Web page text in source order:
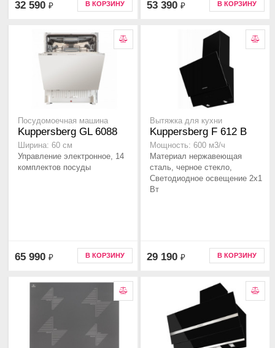
32 590 ₽ В КОРЗИНУ 53 390 ₽ В КОРЗИНУ
Посудомоечная машина
Kuppersberg GL 6088
Ширина: 60 см
Управление электронное, 14
комплектов посуды
65 990 ₽ В КОРЗИНУ
Вытяжка для кухни
Kuppersberg F 612 B
Мощность: 600 м3/ч
Материал нержавеющая
сталь, черное стекло,
Светодиодное освещение 2x1
Вт
29 190 ₽ В КОРЗИНУ